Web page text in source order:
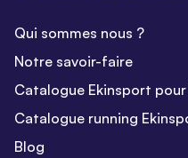
Qui sommes nous ?
Notre savoir-faire
Catalogue Ekinsport
Catalogue running
Blog